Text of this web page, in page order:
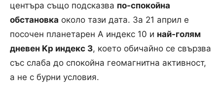
центъра също подсказва по-спокойна
обстановка около тази дата. За 21 април е
посочен планетарен A индекс 10 и най-голям
дневен Kp индекс 3, което обичайно се свързва
със слаба до спокойна геомагнитна активност,
а не с бурни условия.